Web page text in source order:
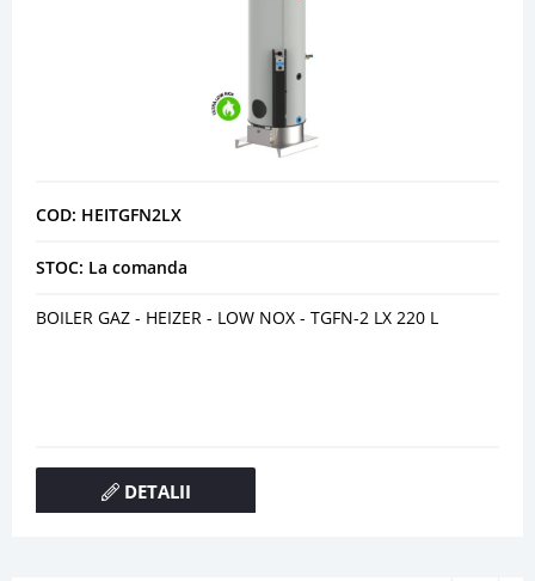
COD: HEITGFN2LX
STOC: La comanda
BOILER GAZ - HEIZER - LOW NOX - TGFN-2 LX 220 L
DETALII